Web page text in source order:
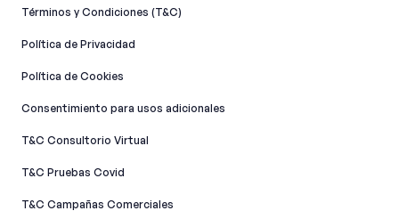
Términos y Condiciones (T&C)
Política de Privacidad
Política de Cookies
Consentimiento para usos adicionales
T&C Consultorio Virtual
T&C Pruebas Covid
T&C Campañas Comerciales